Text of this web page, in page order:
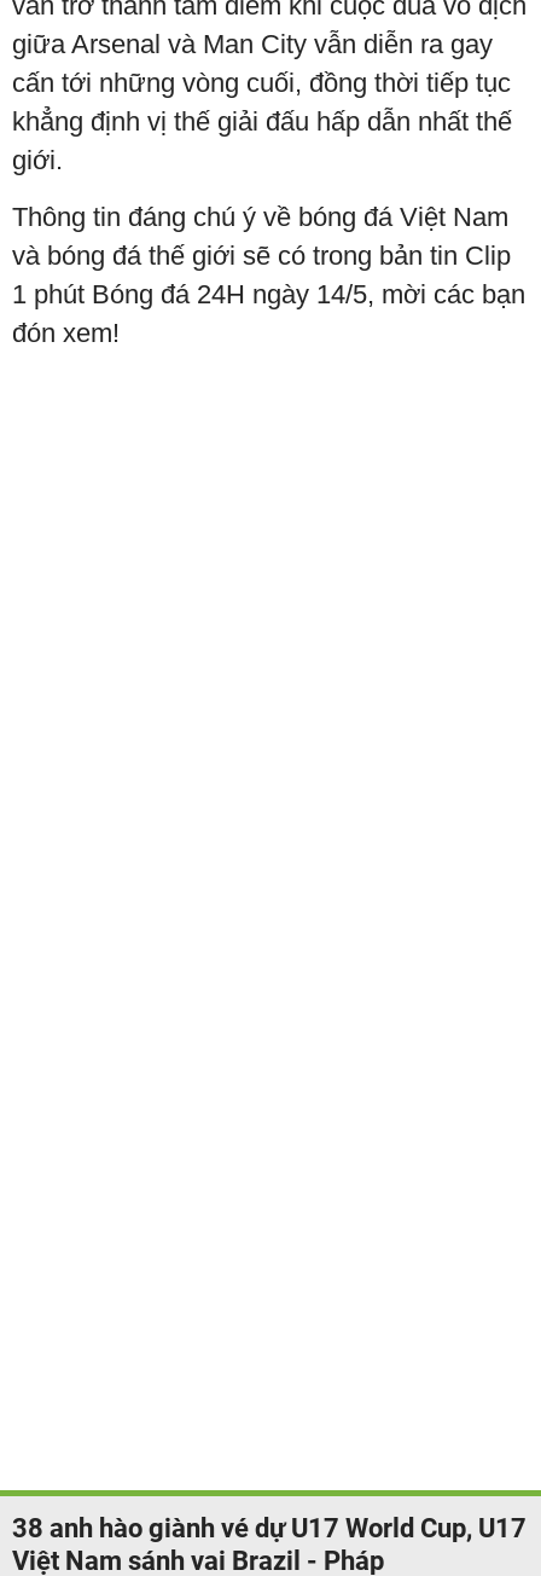
giữa Arsenal và Man City vẫn diễn ra gay
cấn tới những vòng cuối, đồng thời tiếp tục
khẳng định vị thế giải đấu hấp dẫn nhất thế
giới.
Thông tin đáng chú ý về bóng đá Việt Nam
và bóng đá thế giới sẽ có trong bản tin Clip
1 phút Bóng đá 24H ngày 14/5, mời các bạn
đón xem!
38 anh hào giành vé dự U17 World Cup, U17
Việt Nam sánh vai Brazil - Pháp